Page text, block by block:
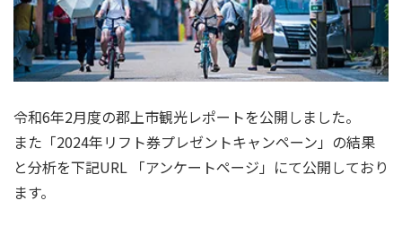
令和6年2月度の郡上市観光レポートを公開しました。
また「2024年リフト券プレゼントキャンペーン」の結果
と分析を下記URL 「アンケートページ」にて公開しており
ます。